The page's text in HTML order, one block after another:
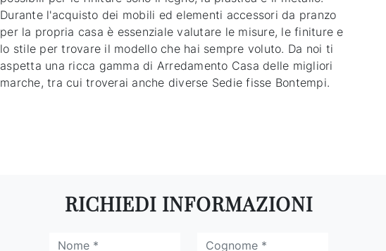
Durante l'acquisto dei mobili ed elementi accessori da pranzo
per la propria casa è essenziale valutare le misure, le finiture e
lo stile per trovare il modello che hai sempre voluto. Da noi ti
aspetta una ricca gamma di Arredamento Casa delle migliori
marche, tra cui troverai anche diverse Sedie fisse Bontempi.
RICHIEDI INFORMAZIONI